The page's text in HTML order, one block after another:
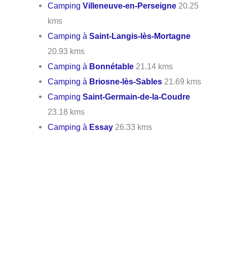
CampingVilleneuve-en-Perseigne 20.25
kms
Camping àSaint-Langis-lès-Mortagne
20.93 kms
Camping à Bonnétable 21.14 kms
Camping à Briosne-lès-Sables 21.69 kms
CampingSaint-Germain-de-la-Coudre
23.18 kms
Camping à Essay 26.33 kms